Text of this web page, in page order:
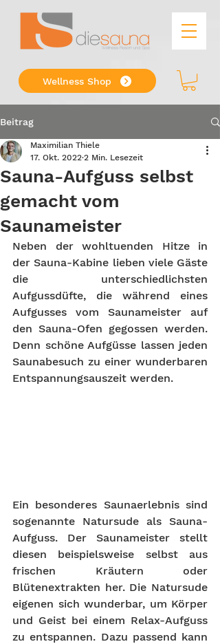
Wellness Shop
Beitrag
Sauna-Aufguss selbst
gemacht vom
Saunameister
Maximilian Thiele
17. Okt. 2022 2 Min. Lesezeit
Neben der wohltuenden Hitze in
der Sauna-Kabine lieben viele Gäste
die unterschiedlichsten
Aufgussdüfte, die während eines
Aufgusses vom Saunameister auf
den Sauna-Ofen gegossen werden.
Denn schöne Aufgüsse lassen jeden
Saunabesuch zu einer wunderbaren
Entspannungsauszeit werden.
Ein besonderes Saunaerlebnis sind
sogenannte Natursude als Sauna-
Aufguss. Der Saunameister stellt
diesen beispielsweise selbst aus
frischen Kräutern oder
Blütenextrakten her. Die Natursude
eigenen sich wunderbar, um Körper
und Geist bei einem Relax-Aufguss
zu entspannen. Dazu passend kann